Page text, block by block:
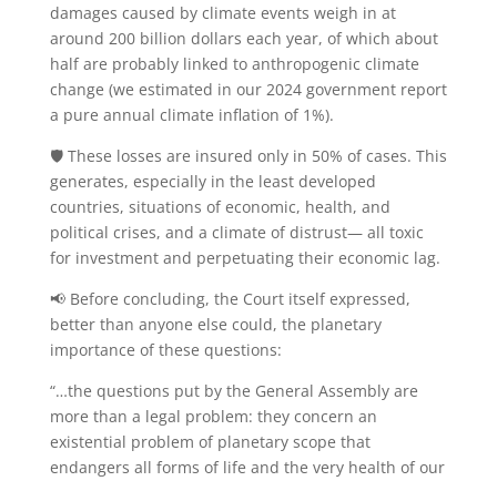
damages caused by climate events weigh in at
around 200 billion dollars each year, of which about
half are probably linked to anthropogenic climate
change (we estimated in our 2024 government report
a pure annual climate inflation of 1%).
🛡️ These losses are insured only in 50% of cases. This
generates, especially in the least developed
countries, situations of economic, health, and
political crises, and a climate of distrust— all toxic
for investment and perpetuating their economic lag.
📢 Before concluding, the Court itself expressed,
better than anyone else could, the planetary
importance of these questions:
“…the questions put by the General Assembly are
more than a legal problem: they concern an
existential problem of planetary scope that
endangers all forms of life and the very health of our